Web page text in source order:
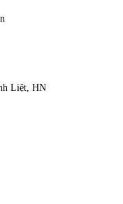
Liệt, HN